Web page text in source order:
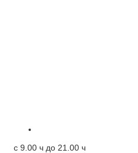
c 9.00 ч до 21.00 ч